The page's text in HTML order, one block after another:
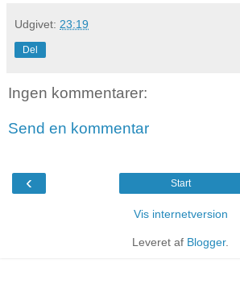
Udgivet: 23:19
Del
Ingen kommentarer:
Send en kommentar
‹ Start
Vis internetversion
Leveret af Blogger.